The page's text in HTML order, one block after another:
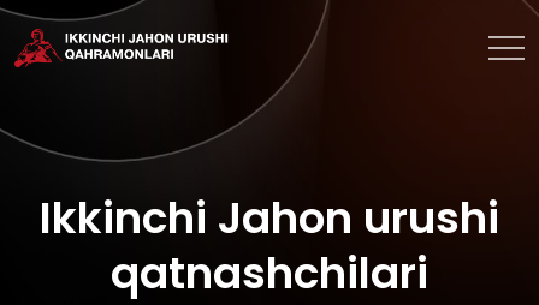
Ikkinchi Jahon urushi
qatnashchilari